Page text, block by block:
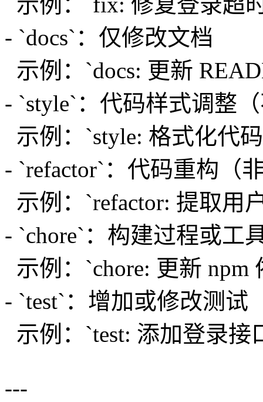
- `docs`：仅修改文档
示例：`docs: 更新
- `style`：代码样式调整
示例：`style: 格式化代
- `refactor`：代码重构（
示例：`refactor: 提取用
- `chore`：构建过程或工
示例：`chore: 更新 npm
- `test`：增加或修改测试
示例：`test: 添加登录接
---